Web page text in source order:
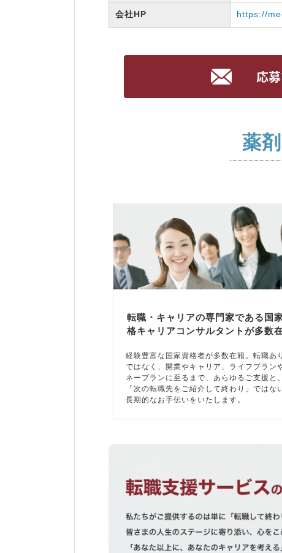
会社HP https://
薬
転職・キャリアの専門家である国
格キャリアコンサルタントが多数
経験豊富な国家資格者が多数在籍。転職あ
ではなく、開業やキャリア、ライフプラン
ネープランに至るまで、あらゆるご支援と、
「次の転職先をご紹介して終わり」ではな
長期的なお手伝いをいたします。